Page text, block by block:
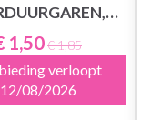
KLEUREN,
GELE/ORANJE
TINTEN
1,50€ 1,85
verloopt
12/08/2026